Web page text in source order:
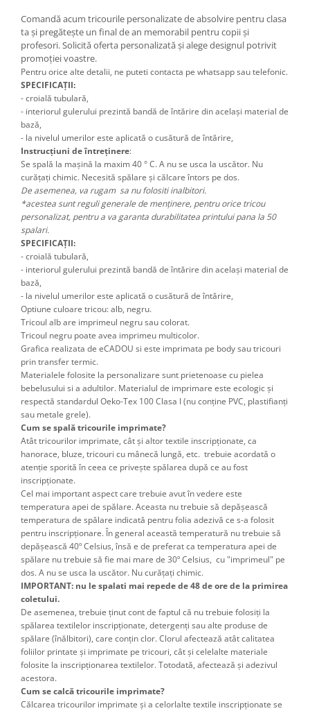
Comandă acum tricourile personalizate de absolvire pentru clasa
ta și pregătește un final de an memorabil pentru copii și
profesori. Solicită oferta personalizată și alege designul potrivit
promoției voastre.
Pentru orice alte detalii, ne puteti contacta pe whatsapp sau telefonic.
SPECIFICAȚII:
- croială tubulară,
- interiorul gulerului prezintă bandă de întărire din același material de
bază,
- la nivelul umerilor este aplicată o cusătură de întărire,
Instrucțiuni de întreținere:
Se spală la mașină la maxim 40 ° C. A nu se usca la uscător. Nu
curățați chimic. Necesită spălare și călcare întors pe dos.
De asemenea, va rugam sa nu folositi inalbitori.
*acestea sunt reguli generale de menținere, pentru orice tricou
personalizat, pentru a va garanta durabilitatea printului pana la 50
spalari.
SPECIFICAȚII:
- croială tubulară,
- interiorul gulerului prezintă bandă de întărire din același material de
bază,
- la nivelul umerilor este aplicată o cusătură de întărire,
Optiune culoare tricou: alb, negru.
Tricoul alb are imprimeul negru sau colorat.
Tricoul negru poate avea imprimeu multicolor.
Grafica realizata de eCADOU si este imprimata pe body sau tricouri
prin transfer termic.
Materialele folosite la personalizare sunt prietenoase cu pielea
bebelusului si a adultilor. Materialul de imprimare este ecologic și
respectă standardul Oeko-Tex 100 Clasa I (nu conține PVC, plastifianți
sau metale grele).
Cum se spală tricourile imprimate?
Atât tricourilor imprimate, cât şi altor textile inscripţionate, ca
hanorace, bluze, tricouri cu mânecă lungă, etc. trebuie acordată o
atenţie sporită în ceea ce priveşte spălarea după ce au fost
inscripţionate.
Cel mai important aspect care trebuie avut în vedere este
temperatura apei de spălare. Aceasta nu trebuie să depăşească
temperatura de spălare indicată pentru folia adezivă ce s-a folosit
pentru inscripţionare. În general această temperatură nu trebuie să
depăşească 40º Celsius, însă e de preferat ca temperatura apei de
spălare nu trebuie să fie mai mare de 30º Celsius, cu "imprimeul" pe
dos. A nu se usca la uscător. Nu curățați chimic.
IMPORTANT: nu le spalati mai repede de 48 de ore de la primirea
coletului.
De asemenea, trebuie ţinut cont de faptul că nu trebuie folosiţi la
spălarea textilelor inscripţionate, detergenţi sau alte produse de
spălare (înălbitori), care conţin clor. Clorul afectează atât calitatea
foliilor printate şi imprimate pe tricouri, cât şi celelalte materiale
folosite la inscripţionarea textilelor. Totodată, afectează şi adezivul
acestora.
Cum se calcă tricourile imprimate?
Călcarea tricourilor imprimate şi a celorlalte textile inscripţionate se